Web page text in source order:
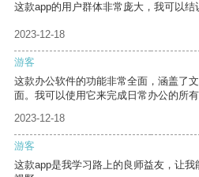
这款app的用户群体非常庞大，我可以结
2023-12-18
游客
这款办公软件的功能非常全面，涵盖了
面。我可以使用它来完成日常办公的所有
2023-12-18
游客
这款app是我学习路上的良师益友，让